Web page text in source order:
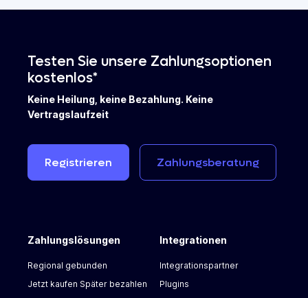
Testen Sie unsere Zahlungsoptionen
kostenlos*
Keine Heilung, keine Bezahlung. Keine
Vertragslaufzeit
Registrieren Zahlungsberatung
Zahlungslösungen
Regional gebunden
Jetzt kaufen Später bezahlen
Integrationen
Integrationspartner
Plugins